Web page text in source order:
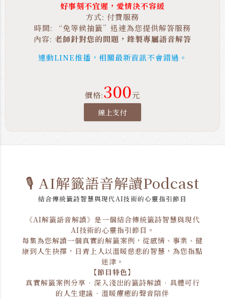
好事刻不宜遲，愛情決不容緩
方式: 付費服務
時間: “免等候抽籤”迅速為您提供解答服務
內容: 老師針對您的問題，錄製專屬語音解答
連動LINE推播，相關最新資訊不會錯過。
價格:300元
線上支付
🎙️ AI解籤語音解讀Podcast
結合傳統籤詩智慧與現代AI技術的心靈指引節目
《AI解籤語音解讀》是一個結合傳統籤詩智慧與現代
AI技術的心靈指引節目。
每集為您解讀一個真實的解籤案例，從感情、事業、健
康到人生抉擇，日青上人以溫暖慈悲的智慧，為您指點
迷津。
【節目特色】
真實解籤案例分享 · 深入淺出的籤詩解讀 · 具體可行
的人生建議 · 溫暖療癒的聲音陪伴